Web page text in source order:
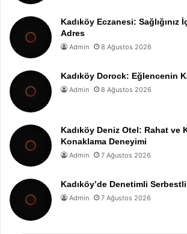
Kadıköy Eczanesi: Sağlığınız
Adres
Admin 8 Ağustos 2026
Kadıköy Dorock: Eğlencenin
Admin 8 Ağustos 2026
Kadıköy Deniz Otel: Rahat ve
Konaklama Deneyimi
Admin 7 Ağustos 2026
Kadıköy’de Denetimli
Admin 7 Ağustos 2026